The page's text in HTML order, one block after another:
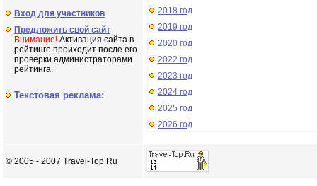
Вход для участников
Предложить свой сайт
Внимание! Активация сайта в
рейтинге проиходит после его
проверки администраторами
рейтинга.
Текстовая реклама:
2018 год
2019 год
2020 год
2022 год
2023 год
2024 год
2025 год
2026 год
© 2005 - 2007 Travel-Top.Ru